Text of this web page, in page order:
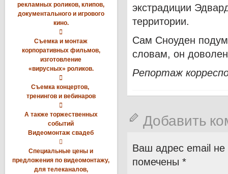
рекламных роликов, клипов,
документального и игрового
кино.

Съемка и монтаж
корпоративных фильмов,
изготовление
«вирусных» роликов.

Съемка концертов,
тренингов и вебинаров

А также торжественных
событий
Видеомонтаж свадеб

Специальные цены и
предложения по видеомонтажу,
для телеканалов,
экстрадиции
территории.
Сам Сноуден
словам, он
Репортаж
Добавить
Ваш адрес email не
помечены *